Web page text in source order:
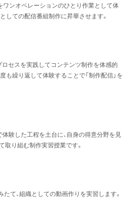
ワンオペレーションのひとり作業として体
しての配信番組制作に昇華させます。
プロセスを実践してコンテンツ制作を体感的
も繰り返して体験することで「制作配信」を
験した工程を土台に、自身の得意分野を見
取り組む制作実習授業です。
て、組織としての動画作りを実習します。